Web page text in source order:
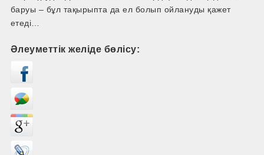
баруы – бұл тақырыпта да ел болып ойлануды қажет
етеді…
Әлеуметтік желіде бөлісу: